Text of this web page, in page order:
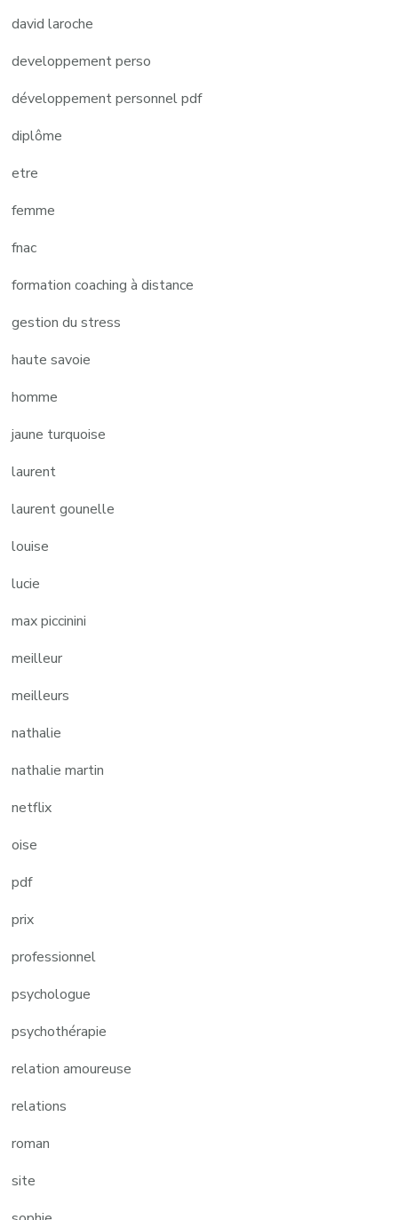
david laroche
developpement perso
développement personnel pdf
diplôme
etre
femme
fnac
formation coaching à distance
gestion du stress
haute savoie
homme
jaune turquoise
laurent
laurent gounelle
louise
lucie
max piccinini
meilleur
meilleurs
nathalie
nathalie martin
netflix
oise
pdf
prix
professionnel
psychologue
psychothérapie
relation amoureuse
relations
roman
site